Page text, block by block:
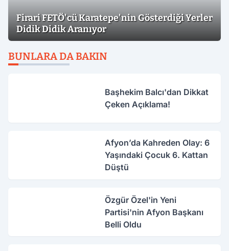
Firari FETÖ'cü Karatepe'nin Gösterdiği Yerler
Didik Didik Aranıyor
BUNLARA DA BAKIN
Başhekim Balcı'dan Dikkat
Çeken Açıklama!
Afyon’da Kahreden Olay: 6
Yaşındaki Çocuk 6. Kattan
Düştü
Özgür Özel'in Yeni
Partisi'nin Afyon Başkanı
Belli Oldu